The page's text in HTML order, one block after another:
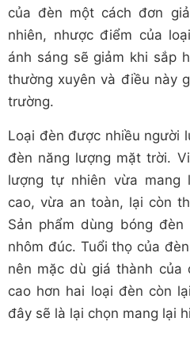
của đèn một cách đơn
nhiên, nhược điểm của
ánh sáng sẽ giảm khi sắp
thường xuyên và điều này
trường.
Loại đèn được nhiều người
đèn năng lượng mặt trời.
lượng tự nhiên vừa mang
cao, vừa an toàn, lại còn
Sản phẩm dùng bóng
nhôm đúc. Tuổi thọ của
nên mặc dù giá thành của
cao hơn hai loại đèn còn
đây sẽ là lại chọn mang lại